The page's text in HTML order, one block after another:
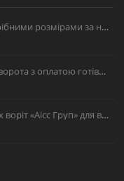
Автоматичні ворота з потрібними розмірами за низькою ціною.
Де замовити автоматичні ворота з оплатою готівкою або в розстрочку?
Два типи фірмових зсувних воріт «Аісс Груп» для вашого об’єкта.